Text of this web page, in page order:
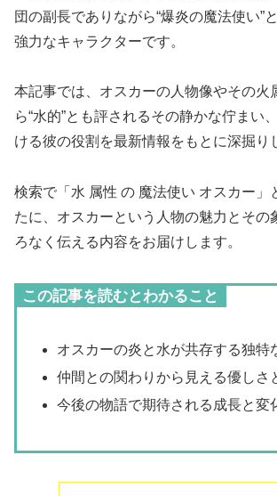
団の副長でありながら“爆炎の魔法使い”
強力なキャラクターです。
本記事では、オスカーの人物像やその火
ら“水的”とも評されるその静かな佇まい
ける彼の役割を最新情報をもとに深掘り
検索で「水 属性 の 魔法使い オスカー」
たに、オスカーという人物の魅力とその
ろなく伝える内容をお届けします。
この記事を読むとわかること
オスカーの炎と水が共存する独特
仲間との関わりから見える優しさ
今後の物語で期待される成長と変